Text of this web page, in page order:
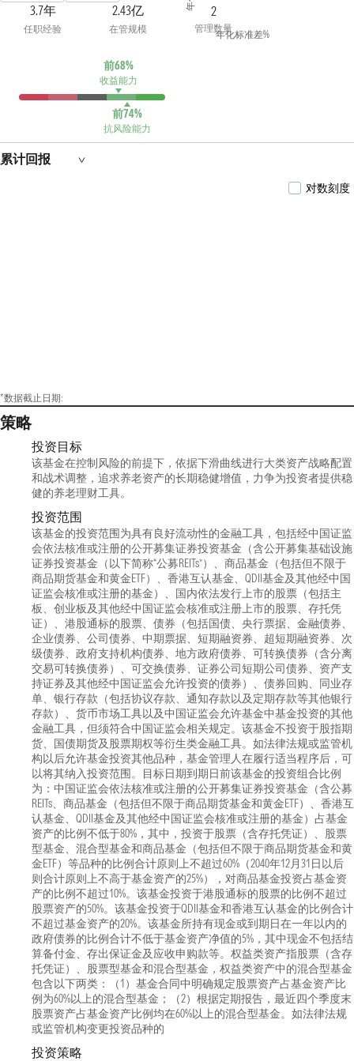
延福养老目标日期2060三年持有期混合型发
起式基金中基金（FOF）、英大延福养老目标
日期2055三年持有期混合型发起式基金中基
持有期混合型发起式基金中基金（FOF）、英
大延福养老目标日期2045三年持有期混合型
发起式基金中基金（FOF）、英大延福养老目
标日期2050三年持有期混合型发起式基金中
基金（FOF）、英大福鑫稳健养老目标一年持
有期混合型发起式基金中基金（FOF）。
3.7年
任职经验
2.43亿
在管规模
2
管理数量
前68%
收益能力
前74%
抗风险能力
年化标准差%
累计回报
对数刻度
*数据截止日期:
策略
投资目标
该基金在控制风险的前提下，依据下滑曲线进行大类资产战略配置
和战术调整，追求养老资产的长期稳健增值，力争为投资者提供稳
健的养老理财工具。
投资范围
该基金的投资范围为具有良好流动性的金融工具，包括经中国证监
会依法核准或注册的公开募集证券投资基金（含公开募集基础设施
证券投资基金（以下简称“公募REITs”）、商品基金（包括但不限于
商品期货基金和黄金ETF）、香港互认基金、QDII基金及其他经中国
证监会核准或注册的基金）、国内依法发行上市的股票（包括主
板、创业板及其他经中国证监会核准或注册上市的股票、存托凭
证）、港股通标的股票、债券（包括国债、央行票据、金融债券、
企业债券、公司债券、中期票据、短期融资券、超短期融资券、次
级债券、政府支持机构债券、地方政府债券、可转换债券（含分离
交易可转换债券）、可交换债券、证券公司短期公司债券、资产支
持证券及其他经中国证监会允许投资的债券）、债券回购、同业存
单、银行存款（包括协议存款、通知存款以及定期存款等其他银行
存款）、货币市场工具以及中国证监会允许基金中基金投资的其他
金融工具，但须符合中国证监会相关规定。该基金不投资于股指期
货、国债期货及股票期权等衍生类金融工具。如法律法规或监管机
构以后允许基金投资其他品种，基金管理人在履行适当程序后，可
以将其纳入投资范围。目标日期到期日前该基金的投资组合比例
为：中国证监会依法核准或注册的公开募集证券投资基金（含公募
REITs、商品基金（包括但不限于商品期货基金和黄金ETF）、香港互
认基金、QDII基金及其他经中国证监会核准或注册的基金）占基金
资产的比例不低于80%，其中，投资于股票（含存托凭证）、股票
型基金、混合型基金和商品基金（包括但不限于商品期货基金和黄
金ETF）等品种的比例合计原则上不超过60%（2040年12月31日以后
则合计原则上不高于基金资产的25%），对商品基金投资占基金资
产的比例不超过10%。该基金投资于港股通标的股票的比例不超过
股票资产的50%。该基金投资于QDII基金和香港互认基金的比例合计
不超过基金资产的20%。该基金所持有现金或到期日在一年以内的
政府债券的比例合计不低于基金资产净值的5%，其中现金不包括结
算备付金、存出保证金及应收申购款等。权益类资产指股票（含存
托凭证）、股票型基金和混合型基金，权益类资产中的混合型基金
包含以下两类：（1）基金合同中明确规定股票资产占基金资产比
例为60%以上的混合型基金；（2）根据定期报告，最近四个季度末
股票资产占基金资产比例均在60%以上的混合型基金。如法律法规
或监管机构变更投资品种的
投资策略